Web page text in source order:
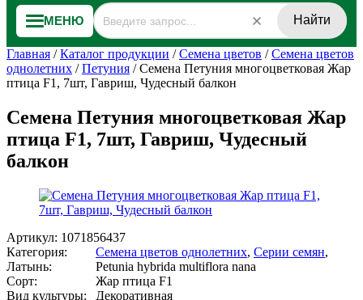
МЕНЮ Найти
Главная /Каталог продукции /Семена цветов /Семена цветов
однолетних /Петуния /Семена Петуния многоцветковая Жар
птица F1, 7шт, Гавриш, Чудесный балкон
Семена Петуния многоцветковая Жар
птица F1, 7шт, Гавриш, Чудесный
балкон
Артикул: 1071856437
Категория:
Семена цветов однолетних, Серии семян,
Латынь:
Petunia hybrida multiflora nana
Сорт:
Жар птица F1
Вид культуры:
Декоративная